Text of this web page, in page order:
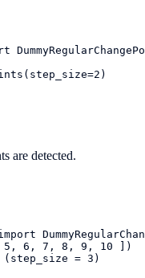
are detected.
5, 6, 7, 8, 9, 10 ])
(step_size = 3)